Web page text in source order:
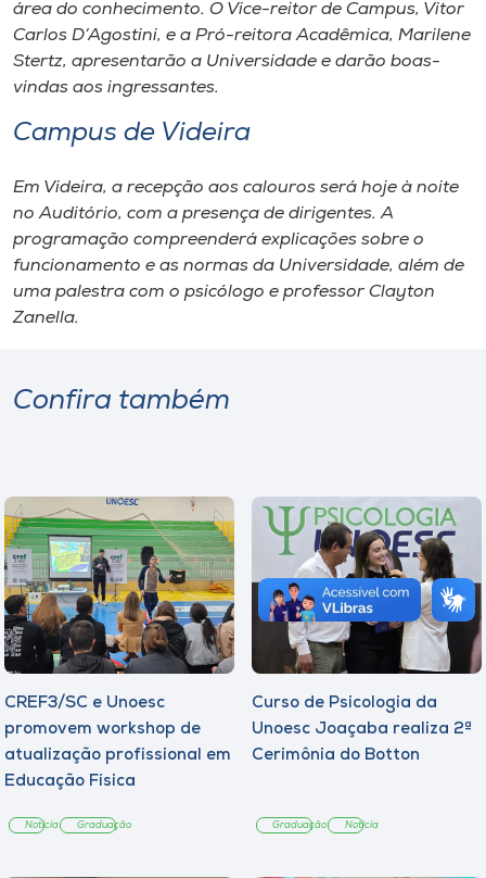
área do conhecimento. O Vice-reitor de Campus, Vitor
Carlos D’Agostini, e a Pró-reitora Acadêmica, Marilene
Stertz, apresentarão a Universidade e darão boas-
vindas aos ingressantes.
Campus de Videira
Em Videira, a recepção aos calouros será hoje à noite
no Auditório, com a presença de dirigentes. A
programação compreenderá explicações sobre o
funcionamento e as normas da Universidade, além de
uma palestra com o psicólogo e professor Clayton
Zanella.
Confira também
CREF3/SC e Unoesc
promovem workshop de
atualização profissional em
Educação Física
Notícia Graduação
Curso de Psicologia da
Unoesc Joaçaba realiza 2ª
Cerimônia do Botton
Graduação Notícia